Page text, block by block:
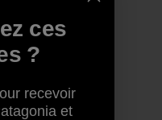
ces
?
recevoir
et